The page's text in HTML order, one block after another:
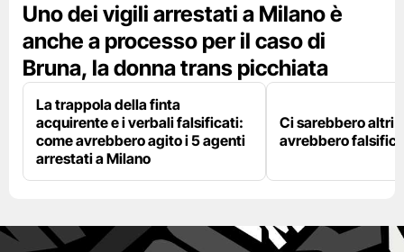
Uno dei vigili arrestati a Milano è
anche a processo per il caso di
Bruna, la donna trans picchiata
La trappola della finta
acquirente e i verbali falsificati:
come avrebbero agito i 5 agenti
arrestati a Milano
Ci sarebbero altri
avrebbero